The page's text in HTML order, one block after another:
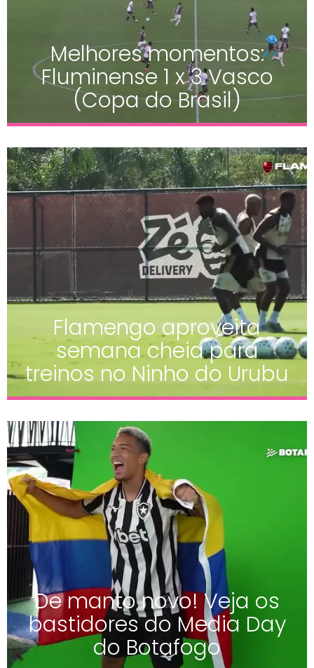
Melhores momentos:
Fluminense 1 x 3 Vasco
(Copa do Brasil)
Flamengo aproveita
semana cheia para
treinos no Ninho do Urubu
De manto novo! Veja os
bastidores do Media Day
do Botafogo